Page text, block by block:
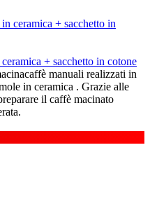
+ sacchetto in cotone
manuali realizzati in
in ceramica . Grazie alle
il caffè macinato